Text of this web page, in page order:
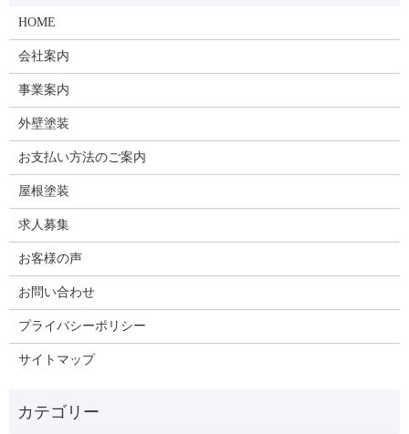
HOME
会社案内
事業案内
外壁塗装
お支払い方法のご案内
屋根塗装
求人募集
お客様の声
お問い合わせ
プライバシーポリシー
サイトマップ